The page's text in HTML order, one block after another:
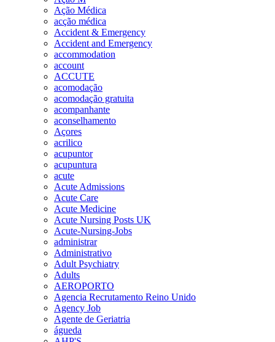
Ação Médica
acção médica
Accident & Emergency
Accident and Emergency
accommodation
account
ACCUTE
acomodação
acomodação gratuita
acompanhante
aconselhamento
Açores
acrilico
acupuntor
acupuntura
acute
Acute Admissions
Acute Care
Acute Medicine
Acute Nursing Posts UK
Acute-Nursing-Jobs
administrar
Administrativo
Adult Psychiatry
Adults
AEROPORTO
Agencia Recrutamento Reino Unido
Agency Job
Agente de Geriatria
águeda